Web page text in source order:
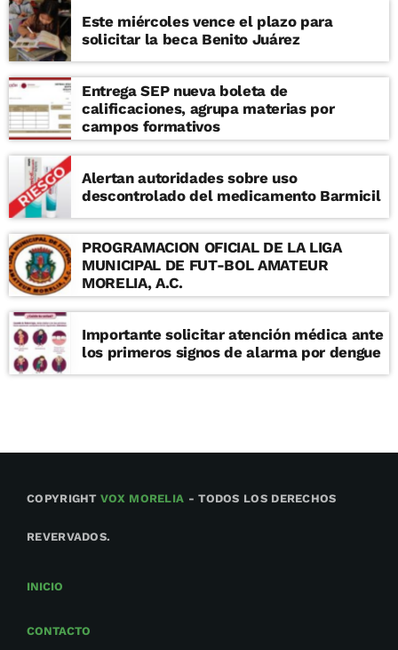
Este miércoles vence el plazo para
solicitar la beca Benito Juárez
Entrega SEP nueva boleta de
calificaciones, agrupa materias por
campos formativos
Alertan autoridades sobre uso
descontrolado del medicamento Barmicil
PROGRAMACION OFICIAL DE LA LIGA
MUNICIPAL DE FUT-BOL AMATEUR
MORELIA, A.C.
Importante solicitar atención médica ante
los primeros signos de alarma por dengue
COPYRIGHTVOX MORELIA - TODOS LOS DERECHOS
REVERVADOS.
INICIO
CONTACTO